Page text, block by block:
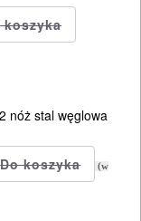
nóż stal węglowa
(w